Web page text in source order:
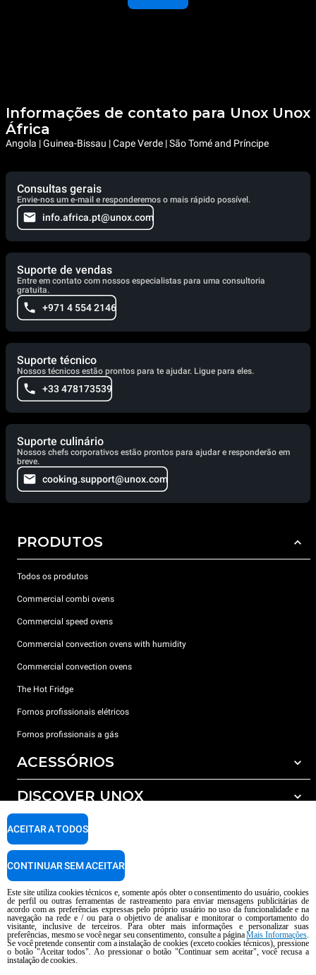
Informações de contato para Unox Unox
África
Angola | Guinea-Bissau | Cape Verde | São Tomé and Príncipe
Consultas gerais
Envie-nos um e-mail e responderemos o mais rápido possível.
info.africa.pt@unox.com
Suporte de vendas
Entre em contato com nossos especialistas para uma consultoria
gratuita.
+971 4 554 2146
Suporte técnico
Nossos técnicos estão prontos para te ajudar. Ligue para eles.
+33 478173539
Suporte culinário
Nossos chefs corporativos estão prontos para ajudar e responderão em
breve.
cooking.support@unox.com
PRODUTOS
Todos os produtos
Commercial combi ovens
Commercial speed ovens
Commercial convection ovens with humidity
Commercial convection ovens
The Hot Fridge
Fornos profissionais elétricos
Fornos profissionais a gás
ACESSÓRIOS
Todos os acessórios
Detergents for automatic washing
Detergents for manual washing
Water treatment with resin filters
DISCOVER UNOX
Os nossos escritórios no mundo
SUPPORT
Garantia Unox
Encontre os Centros Service
copyright 2026 UNOX S.p.A. Todos os direitos reservados. Reg. Imp Pádua nº
04230750285 -. R.E.A. Pádua 372 835 - Cap. Soc € 5.000.000 i.v -. IVA /
CNPJ 04230750285 - IT WEEE Reg. No. IT08020000000377
AI Content Disclaimer Privacy policy Cookie policy
Este site utiliza cookies técnicos e, somente após obter o consentimento do usuário, cookies
de perfil ou outras ferramentas de rastreamento para enviar mensagens publicitárias de
acordo com as preferências expressas pelo próprio usuário no uso da funcionalidade e na
navegação na rede e / ou para o objetivo de analisar e monitorar o comportamento do
visitante, inclusive de terceiros. Para obter mais informações e personalizar suas
preferências, mesmo se você negar seu consentimento, consulte a páginaMais Informações.
Se você pretende consentir com a instalação de cookies (exceto cookies técnicos), pressione
o botão "Aceitar todos". Ao pressionar o botão "Continuar sem aceitar", você recusa a
instalação de cookies.
ACEITAR A TODOS
CONTINUAR SEM ACEITAR